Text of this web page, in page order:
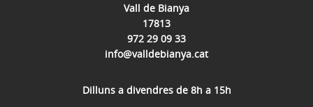
Vall de Bianya
17813
972 29 09 33
info@valldebianya.cat
Dilluns a divendres de 8h a 15h